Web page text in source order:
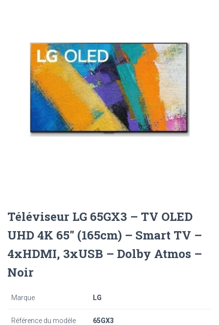
Téléviseur LG 65GX3 – TV OLED
UHD 4K 65″ (165cm) – Smart TV –
4xHDMI, 3xUSB – Dolby Atmos –
Noir
Marque LG
Référence du modèle 65GX3